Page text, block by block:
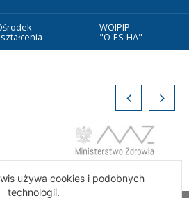
WOIPIP
"O-ES-HA"
używa cookies i podobnych
technologii.